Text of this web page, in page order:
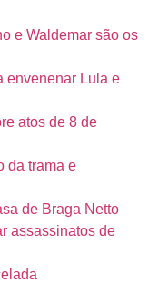
e Waldemar são os
envenenar Lula e
atos de 8 de
da trama e
de Braga Netto
assassinatos de